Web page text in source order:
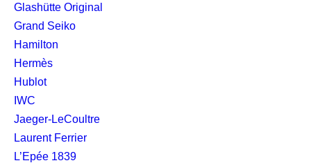
Glashütte Original
Grand Seiko
Hamilton
Hermès
Hublot
IWC
Jaeger-LeCoultre
Laurent Ferrier
L’Epée 1839